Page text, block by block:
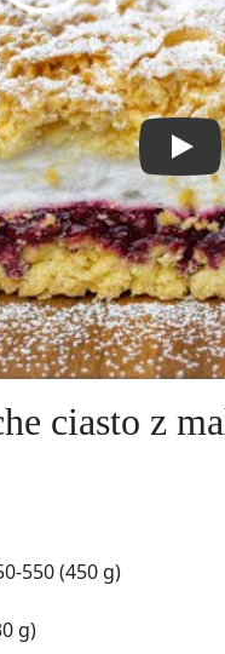
Play
ciasto z
550 (450 g)
g)